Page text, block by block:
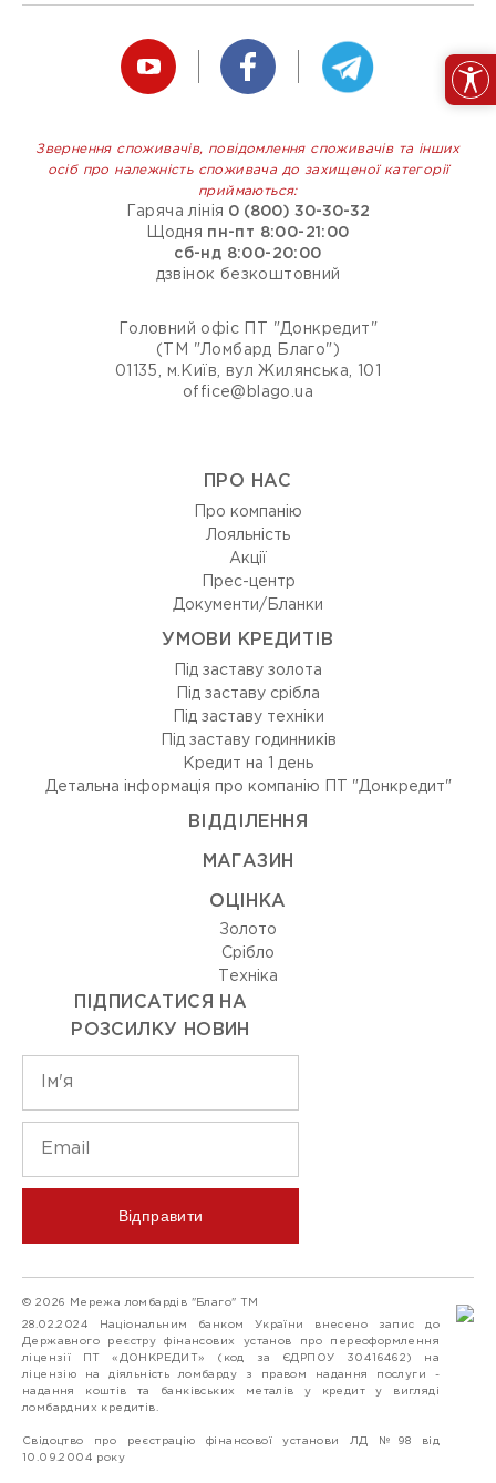
Звернення споживачів, повідомлення споживачів та інших
осіб про належність споживача до захищеної категорії
приймаються:
Гаряча лінія 0 (800) 30-30-32
Щодня
пн-пт 8:00-21:00
сб-нд 8:00-20:00
дзвінок безкоштовний
Головний офіс ПТ "Донкредит"
(ТМ "Ломбард Благо")
01135, м.Київ, вул Жилянська, 101
office@blago.ua
ПРО НАС
Про компанію
Лояльність
Акції
Прес-центр
Документи/Бланки
УМОВИ КРЕДИТІВ
Під заставу золота
Під заставу срібла
Під заставу техніки
Під заставу годинників
Кредит на 1 день
Детальна інформація про компанію ПТ "Донкредит"
ВIДДIЛЕННЯ
МАГАЗИН
ОЦIНКА
Золото
Срiбло
Технiка
ПІДПИСАТИСЯ НА
РОЗСИЛКУ НОВИН
Відправити
© 2026 Мережа ломбардів "Благо" ТМ
28.02.2024 Національним банком України внесено запис до
Державного реєстру фінансових установ про переоформлення
ліцензії ПТ «ДОНКРЕДИТ» (код за ЄДРПОУ 30416462) на
ліцензію на діяльність ломбарду з правом надання послуги -
надання коштів та банківських металів у кредит у вигляді
ломбардних кредитів.
Свідоцтво про реєстрацію фінансової установи ЛД №98 від
10.09.2004 року